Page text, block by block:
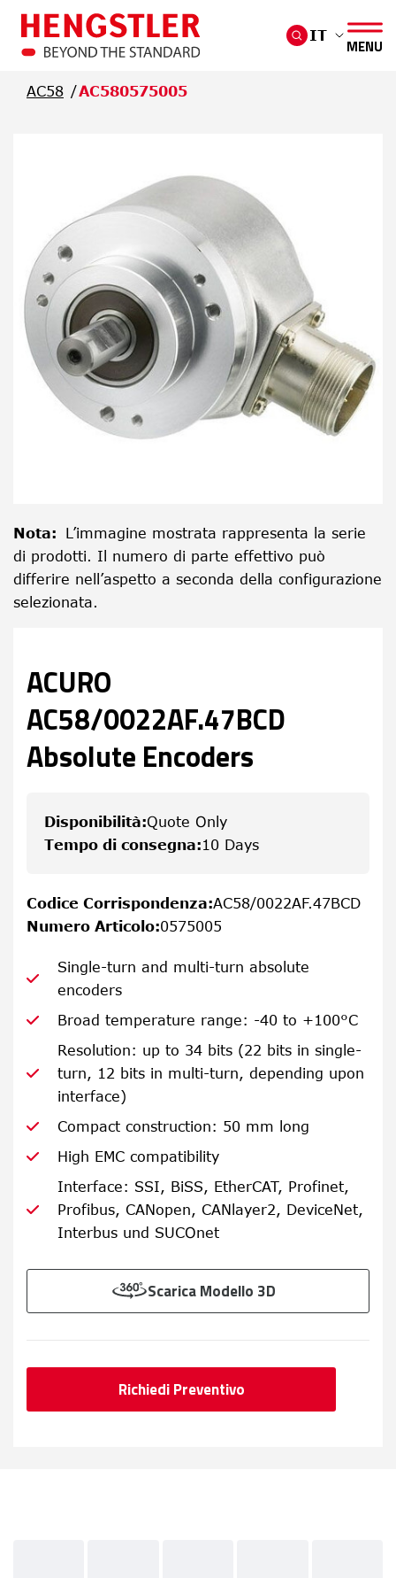
Salta al contenuto principale
IT
MENU
AC58 AC580575005
Nota: L’immagine mostrata rappresenta la serie
di prodotti. Il numero di parte effettivo può
differire nell’aspetto a seconda della configurazione
selezionata.
ACURO
AC58/0022AF.47BCD
Absolute Encoders
Disponibilità:Quote Only
Tempo di consegna:10 Days
Codice Corrispondenza:AC58/0022AF.47BCD
Numero Articolo:0575005
Single-turn and multi-turn absolute
encoders
Broad temperature range: -40 to +100°C
Resolution: up to 34 bits (22 bits in single-
turn, 12 bits in multi-turn, depending upon
interface)
Compact construction: 50 mm long
High EMC compatibility
Interface: SSI, BiSS, EtherCAT, Profinet,
Profibus, CANopen, CANlayer2, DeviceNet,
Interbus und SUCOnet
Scarica Modello 3D
Richiedi Preventivo